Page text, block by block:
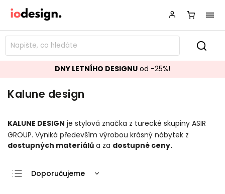
DNY LETNÍHO DESIGNU od -25%!
Kalune design
KALUNE DESIGN je stylová značka z turecké skupiny ASIR
GROUP. Vyniká především výrobou krásný nábytek z
dostupných materiálů a za dostupné ceny.
Doporučujeme